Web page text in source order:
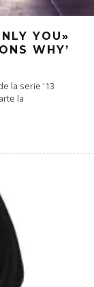
YOU»
WHY’
la serie '13
la